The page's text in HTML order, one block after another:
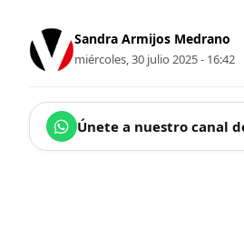
Sandra Armijos Medrano
miércoles, 30 julio 2025 - 16:42
Únete a nuestro canal